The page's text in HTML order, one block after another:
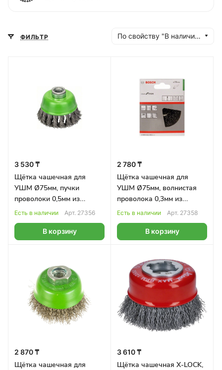
ФИЛЬТР По свойству "В наличии" (убывание)
3 530 ₸
Щётка чашечная для
УШМ Ø75мм, пучки
проволоки 0,5мм из
нержавеющей стали
Есть в наличии Арт. 27356
В корзину
2 780 ₸
Щётка чашечная для
УШМ Ø75мм, волнистая
проволока 0,3мм из
нержавеющей стали
Есть в наличии Арт. 27358
В корзину
2 870 ₸
Щётка чашечная для
3 610 ₸
Щётка чашечная X-LOCK,